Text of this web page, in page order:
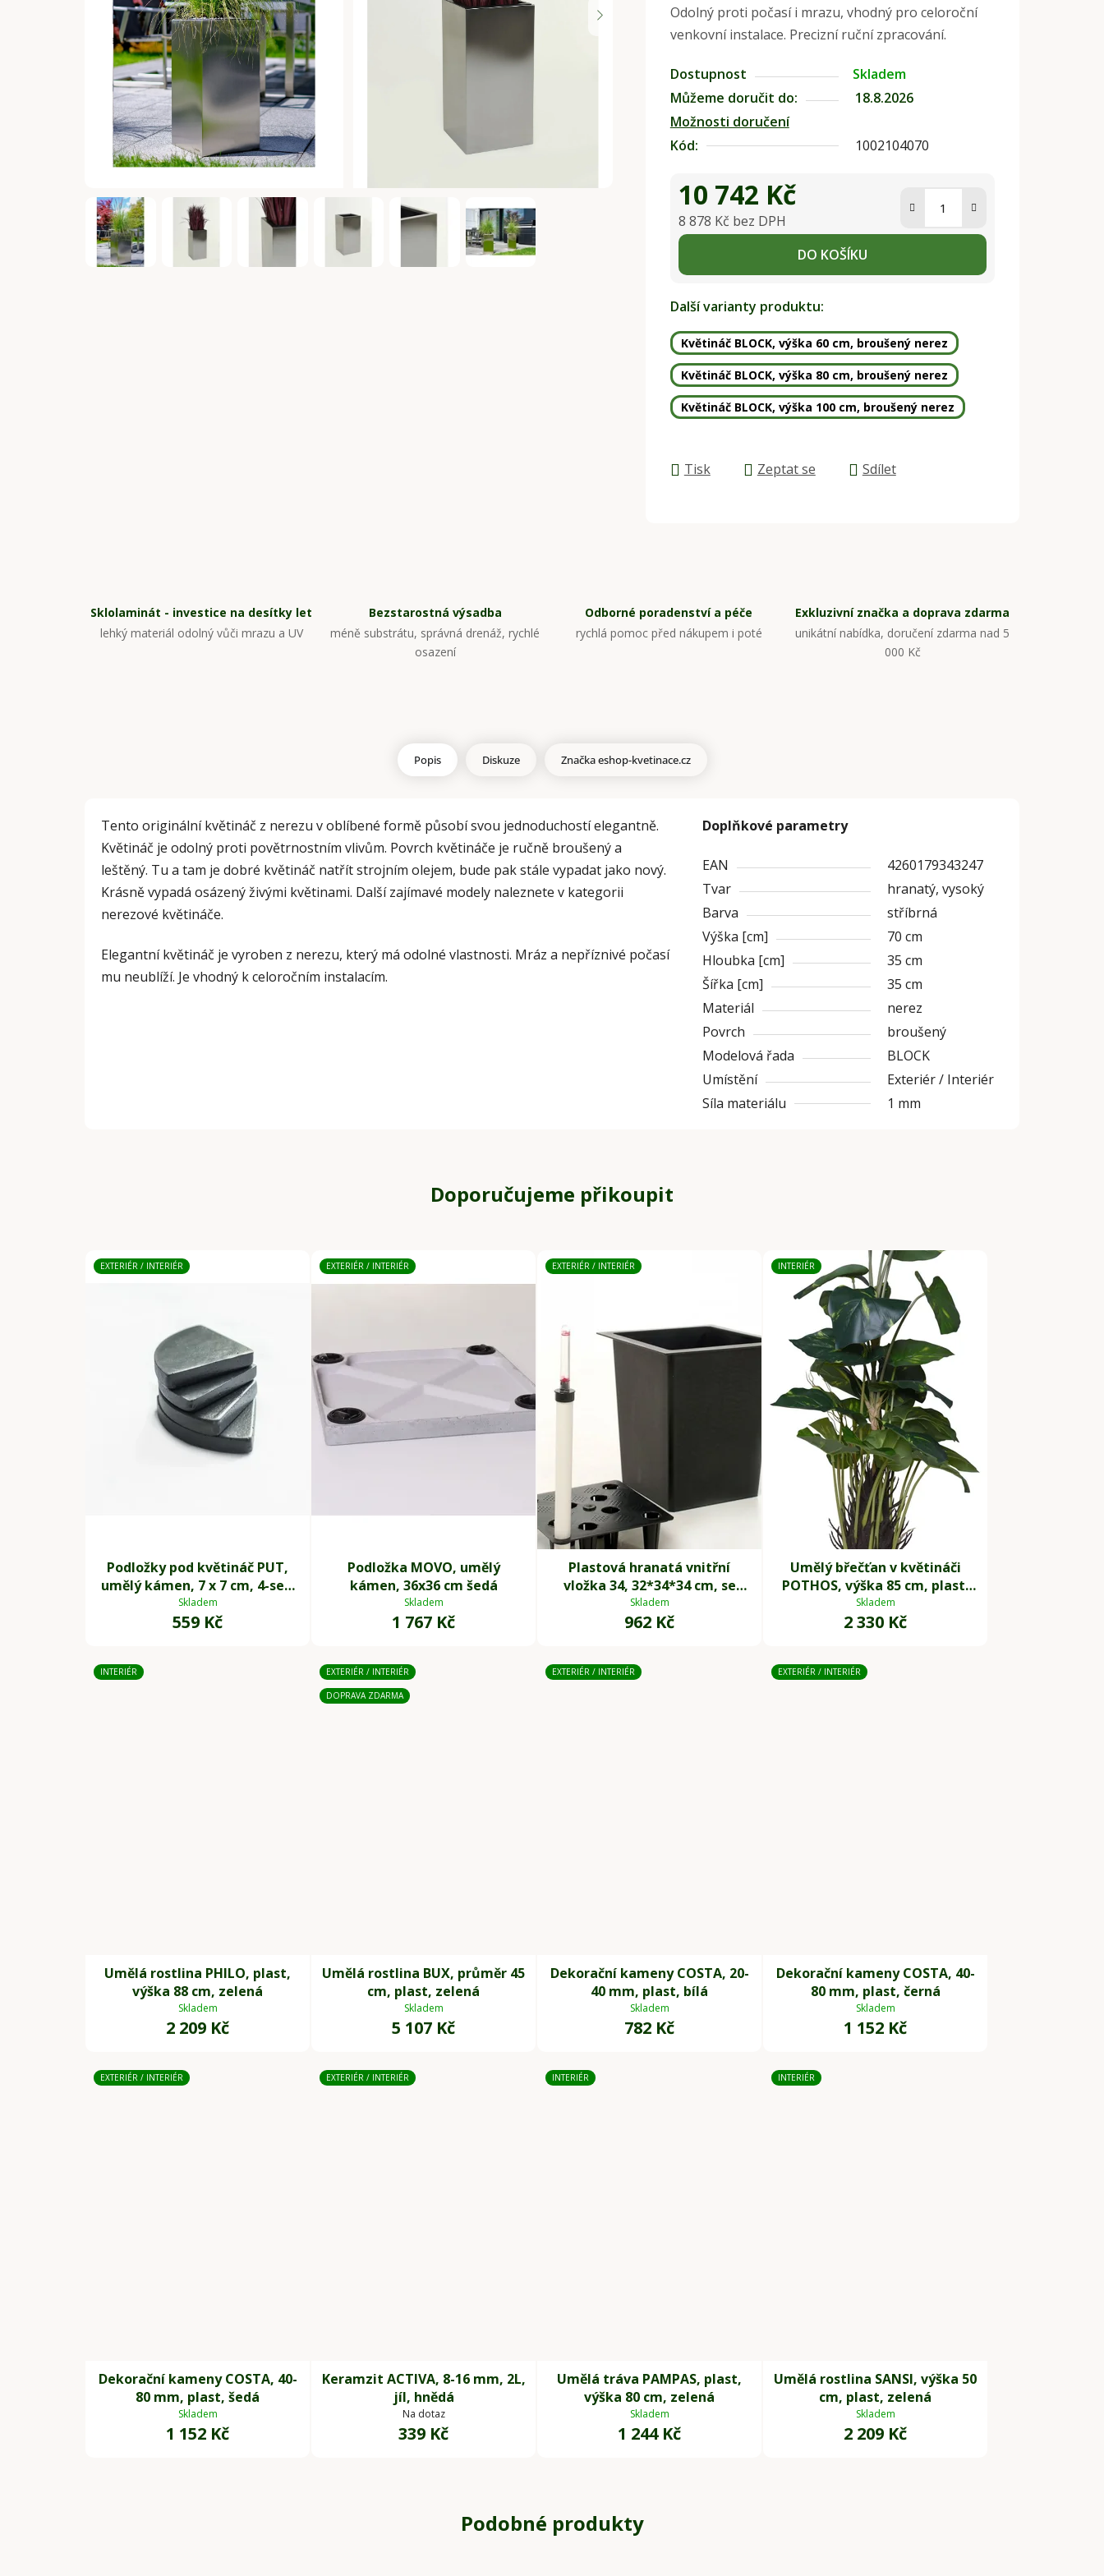
0,0
z
hvězdiček.
Odolný proti počasí i mrazu, vhodný pro celoroční
venkovní instalace. Precizní ruční zpracování.
Dostupnost
Skladem
Můžeme doručit do:
18.8.2026
Možnosti doručení
Kód:
1002104070
10 742 Kč
8 878 Kč bez DPH
Měrná cena:
DO KOŠÍKU
Další varianty produktu:
Květináč BLOCK, výška 60 cm, broušený nerez
Květináč BLOCK, výška 80 cm, broušený nerez
Květináč BLOCK, výška 100 cm, broušený nerez
Tisk Zeptat se Sdílet
Sklolaminát - investice na desítky let
lehký materiál odolný vůči mrazu a UV
Bezstarostná výsadba
méně substrátu, správná drenáž, rychlé
osazení
Odborné poradenství a péče
rychlá pomoc před nákupem i poté
Exkluzivní značka a doprava zdarma
unikátní nabídka, doručení zdarma nad 5
000 Kč
Popis Diskuze Značkaeshop-kvetinace.cz
Tento originální květináč z nerezu v oblíbené formě působí svou jednoduchostí elegantně.
Květináč je odolný proti povětrnostním vlivům. Povrch květináče je ručně broušený a
leštěný. Tu a tam je dobré květináč natřít strojním olejem, bude pak stále vypadat jako nový.
Krásně vypadá osázený živými květinami. Další zajímavé modely naleznete v kategorii
nerezové květináče.
Elegantní květináč je vyroben z nerezu, který má odolné vlastnosti. Mráz a nepříznivé počasí
mu neublíží. Je vhodný k celoročním instalacím.
Doplňkové parametry
EAN
4260179343247
Tvar
hranatý, vysoký
Barva
stříbrná
Výška [cm]
70 cm
Hloubka [cm]
35 cm
Šířka [cm]
35 cm
Materiál
nerez
Povrch
broušený
Modelová řada
BLOCK
Umístění
Exteriér / Interiér
Síla materiálu
1 mm
Doporučujeme přikoupit
EXTERIÉR / INTERIÉR
Podložky pod květináč PUT,
umělý kámen, 7 x 7 cm, 4-set,
šedé
Skladem
559 Kč
EXTERIÉR / INTERIÉR
Podložka MOVO, umělý
kámen, 36x36 cm šedá
Skladem
1 767 Kč
EXTERIÉR / INTERIÉR
Plastová hranatá vnitřní
vložka 34, 32*34*34 cm, se
zavlažovacím setem, černá
Skladem
962 Kč
INTERIÉR
Umělý břečťan v květináči
POTHOS, výška 85 cm, plast,
zelený
Skladem
2 330 Kč
INTERIÉR
Umělá rostlina PHILO, plast,
výška 88 cm, zelená
Skladem
2 209 Kč
EXTERIÉR / INTERIÉR
DOPRAVA ZDARMA
Umělá rostlina BUX, průměr 45
cm, plast, zelená
Skladem
5 107 Kč
EXTERIÉR / INTERIÉR
Dekorační kameny COSTA, 20-
40 mm, plast, bílá
Skladem
782 Kč
EXTERIÉR / INTERIÉR
Dekorační kameny COSTA, 40-
80 mm, plast, černá
Skladem
1 152 Kč
EXTERIÉR / INTERIÉR
Dekorační kameny COSTA, 40-
80 mm, plast, šedá
Skladem
1 152 Kč
EXTERIÉR / INTERIÉR
Keramzit ACTIVA, 8-16 mm, 2L,
jíl, hnědá
Na dotaz
339 Kč
INTERIÉR
Umělá tráva PAMPAS, plast,
výška 80 cm, zelená
Skladem
1 244 Kč
INTERIÉR
Umělá rostlina SANSI, výška 50
cm, plast, zelená
Skladem
2 209 Kč
Podobné produkty